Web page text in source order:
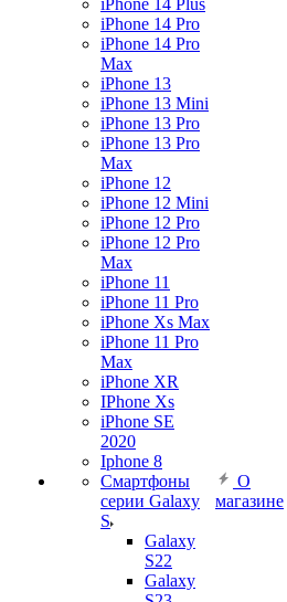
iPhone 14 Plus
iPhone 14 Pro
iPhone 14 Pro
Max
iPhone 13
iPhone 13 Mini
iPhone 13 Pro
iPhone 13 Pro
Max
iPhone 12
iPhone 12 Mini
iPhone 12 Pro
iPhone 12 Pro
Max
iPhone 11
iPhone 11 Pro
iPhone Xs Max
iPhone 11 Pro
Max
iPhone XR
IPhone Xs
iPhone SE
2020
Iphone 8
Смартфоны
серии Galaxy
S
Galaxy
S22
Galaxy
О
магазине